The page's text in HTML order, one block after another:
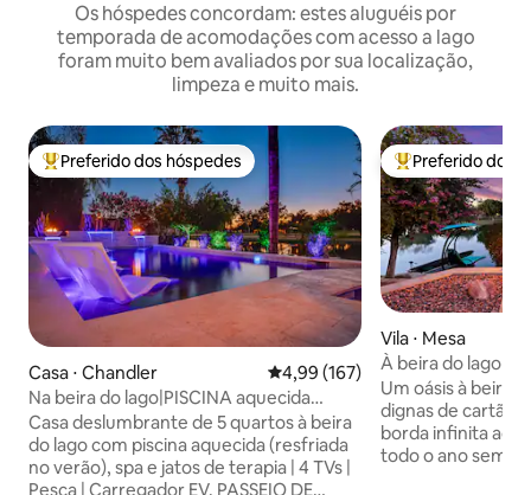
Os hóspedes concordam: estes aluguéis por
temporada de acomodações com acesso a lago
foram muito bem avaliados por sua localização,
limpeza e muito mais.
Entre os melhores preferidos dos hóspedes
Preferido dos hóspedes
Casa ⋅ Chandler 4,99 de uma avaliação média de
4,99 (167)
Na beira do lago|PISCINA aquecida
GRATUITA|SPA|Pedalinho|Ocotillo
Casa deslumbrante de 5 quartos à beira
do lago com piscina aquecida (resfriada
no verão), spa e jatos de terapia | 4 TVs |
Pesca | Carregador EV. PASSEIO DE
Entre os
Preferido dos
Vila ⋅ Mesa
À beira do lago |
Caiaques | 4
Um oásis à beira
dignas de cartão
borda infinita
todo o ano sem